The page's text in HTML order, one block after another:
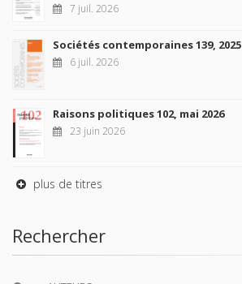
7 juil. 2026
Sociétés contemporaines 139, 2025
6 juil. 2026
Raisons politiques 102, mai 2026
23 juin 2026
plus de titres
Rechercher